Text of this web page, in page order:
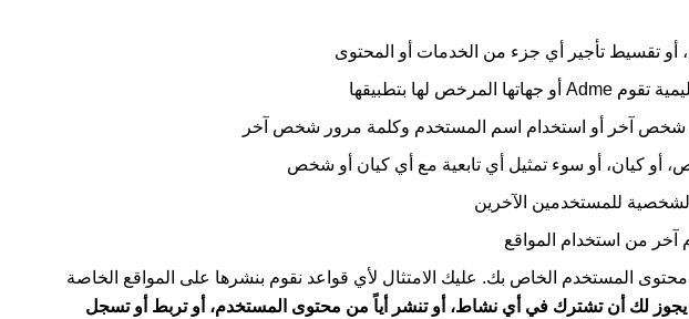
Adme أو جهاتها المرخص لها بتطبيقها
المستخدم الخاص بك. عليك الامتثال لأي قواعد نقوم بنشرها على المواقع الخاصة
يجوز لك أن تشترك في أي نشاط، أو تنشر أياً من محتوى المستخدم، أو تربط أو تسجل